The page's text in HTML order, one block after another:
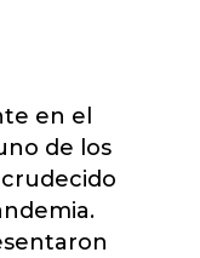
en el
de los